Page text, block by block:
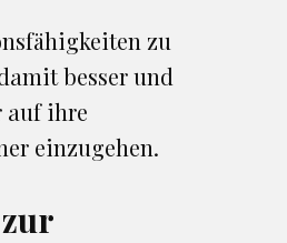
zu
besser und
ihre
einzugehen.